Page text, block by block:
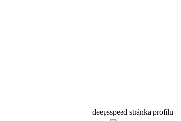
deepsspeed stránka profilu